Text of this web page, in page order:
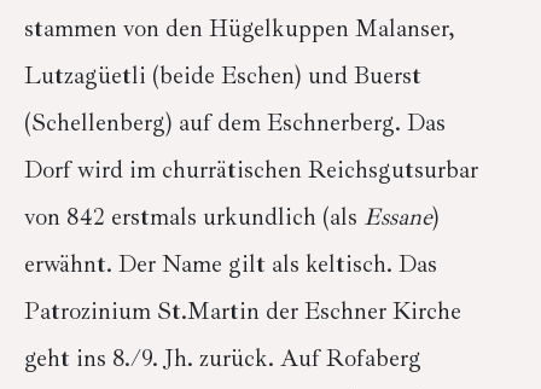
stammen von den Hügelkuppen Malanser,
Lutzagüetli (beide Eschen) und Buerst
(Schellenberg) auf dem Eschnerberg. Das
Dorf wird im churrätischen Reichsgutsurbar
von 842 erstmals urkundlich (als Essane)
erwähnt. Der Name gilt als keltisch. Das
Patrozinium St.Martin der Eschner Kirche
geht ins 8./9. Jh. zurück. Auf Rofaberg